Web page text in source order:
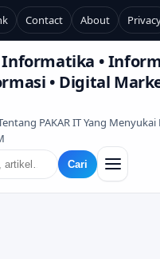
Contact About
•
• Digital
PAKAR IT Yang
Cari